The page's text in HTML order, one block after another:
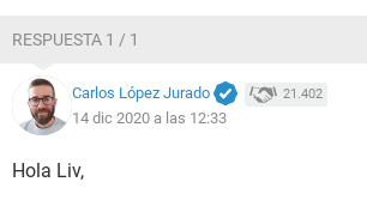
RESPUESTA 1 / 1
Carlos López Jurado 21.402
14 dic 2020 a las 12:33
Hola Liv,